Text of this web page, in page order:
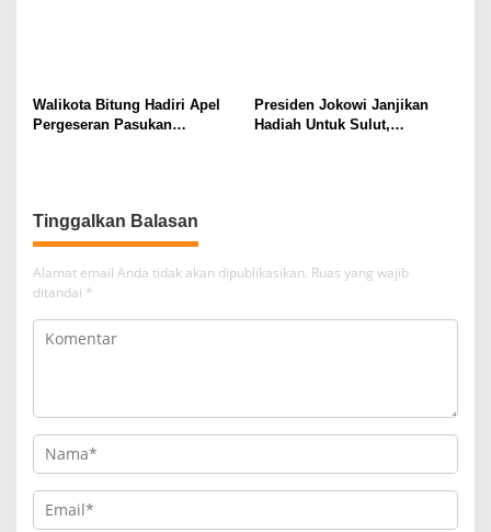
Walikota Bitung Hadiri Apel
Pergeseran Pasukan
Presiden Jokowi Janjikan
Hadiah Untuk Sulut,
Tinggalkan Balasan
Alamat email Anda tidak akan dipublikasikan. Ruas yang wajib
ditandai *